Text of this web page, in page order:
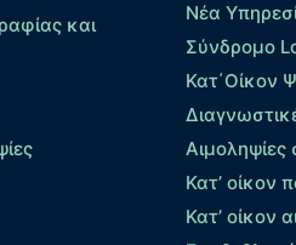
και
Νέα
Σύνδρομο
Κατ΄Οίκον
Αιμοληψίες
Κατ’ οίκον
Κατ’ οίκον